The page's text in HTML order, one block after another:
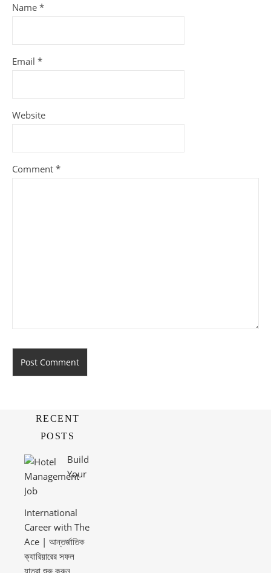
Name *
Email *
Website
Comment *
RECENT
POSTS
Build
Your
International
Career with The
Ace | আন্তর্জাতিক
ক্যারিয়ারের সফল
যাত্রা শুরু করুন